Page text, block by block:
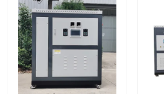
Video's
Ongeveer ons
Fabrieksreis